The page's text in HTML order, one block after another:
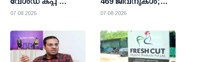
വാട്സാപ്പ് ഗ്രൂപ്പ്
ഞെട്ടിക്കുന്ന
വിവരങ്ങള്‍
പുറത്തുവിട്ട്
സി.ബി.ഐ
07 08 2026
47000 ത്തിലധികം
രക്ഷാകരമേകി
മറൈന്‍ ഫിഷറീസ്
07 08 2026